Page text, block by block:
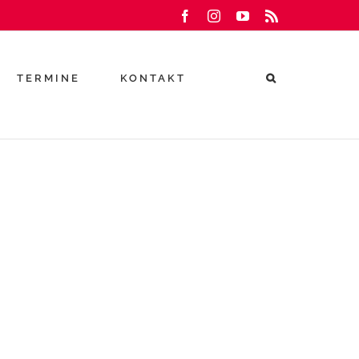
FacebookInstagramYouTube
TERMINE KONTAKT